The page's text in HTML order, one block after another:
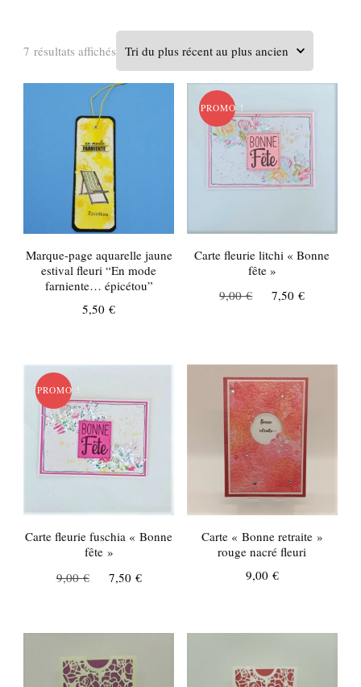
7 résultats affichés Trié
du
plus
plus
Marque-page aquarelle jaune
estival fleuri “En mode
farniente… épicétou”
5,50€
PROMO !
Carte fleurie litchi « Bonne
fête »
9,00€
Le
9,00 €.
7,50€
7,50 €.
PROMO !
Carte fleurie fuschia « Bonne
fête »
9,00€
Le7,50 €
Carte « Bonne retraite »
rouge nacré fleuri
9,00 €